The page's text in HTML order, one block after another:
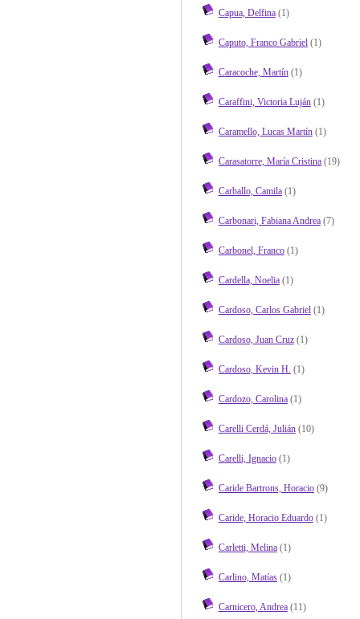
Capua, Delfina(1)
Caputo, Franco Gabriel(1)
Caracoche, Martín(1)
Caraffini, Victoria Luján(1)
Caramello, Lucas Martín(1)
Carasatorre, María Cristina(19)
Carballo, Camila(1)
Carbonari, Fabiana Andrea(7)
Carbonel, Franco(1)
Cardella, Noelia(1)
Cardoso, Carlos Gabriel(1)
Cardoso, Juan Cruz(1)
Cardoso, Kevin H. (1)
Cardozo, Carolina(1)
Carelli Cerdá, Julián(10)
Carelli, Ignacio(1)
Caride Bartrons, Horacio(9)
Caride, Horacio Eduardo(1)
Carletti, Melina(1)
Carlino, Matías(1)
Carnicero, Andrea(11)